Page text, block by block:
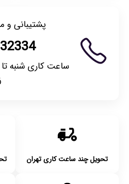
پشتیبانی و
تحویل چند ساعت کاری تهران تحویل